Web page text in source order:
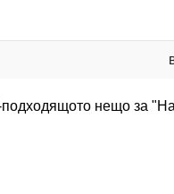
подходящото нещо за